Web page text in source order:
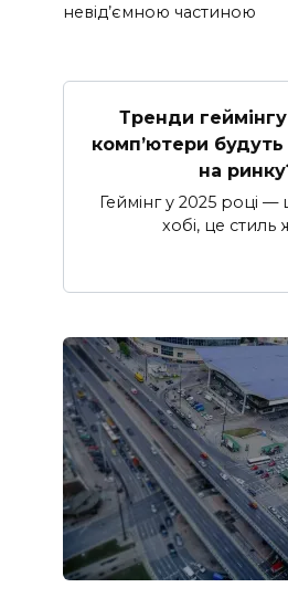
невід’ємною частиною
Тренди геймінгу
комп’ютери
на
Геймінг у 2025 році
хобі, це стиль